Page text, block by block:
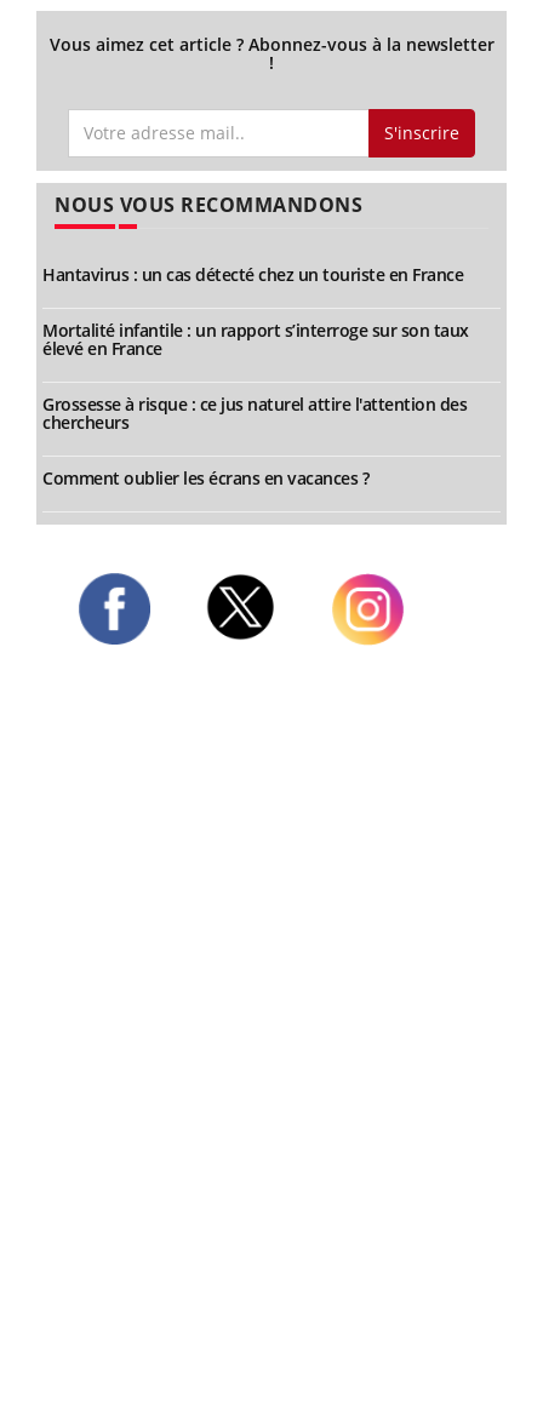
Vous aimez cet article ? Abonnez-vous à la newsletter
!
S'inscrire
NOUS VOUS RECOMMANDONS
Hantavirus : un cas détecté chez un touriste en France
Mortalité infantile : un rapport s’interroge sur son taux
élevé en France
Grossesse à risque : ce jus naturel attire l'attention des
chercheurs
Comment oublier les écrans en vacances ?